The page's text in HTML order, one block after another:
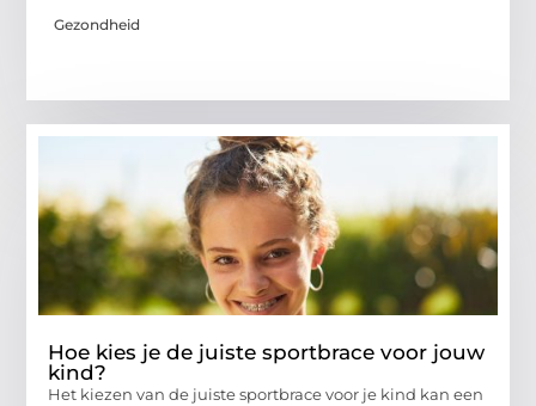
Gezondheid
Hoe kies je de juiste sportbrace voor jouw
kind?
Het kiezen van de juiste sportbrace voor je kind kan een